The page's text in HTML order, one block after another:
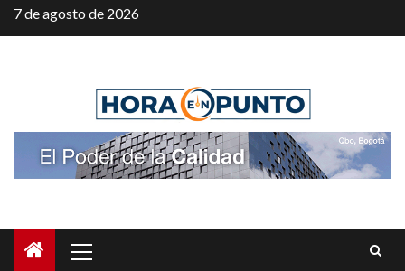
Saltar
al
7 de agosto de 2026
principal